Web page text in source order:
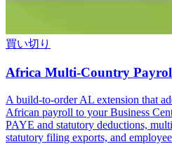
買い切り
Africa Multi-Country
A build-to-order AL extension that
African payroll to your Business
PAYE and statutory deductions,
statutory filing exports, and